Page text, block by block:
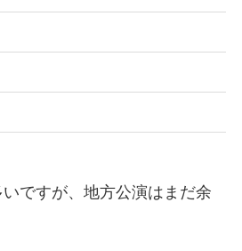
ですが、地方公演はまだ余